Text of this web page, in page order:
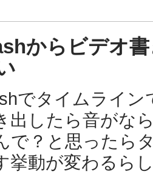
からビデオ
でタイムライ
出したら音がな
で？と思ったら
挙動が変わるら